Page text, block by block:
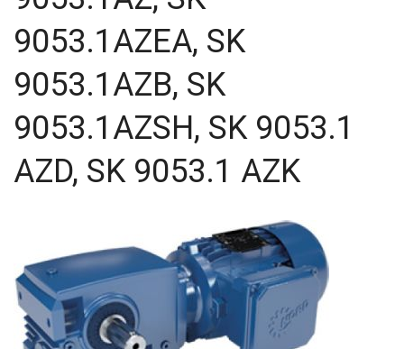
60
63
71
80
81,64
83,15
90,7
167,4
189
189,3
225
400
9053.1AZEA, SK
9053.1AZB, SK
9053.1AZSH, SK 9053.1
AZD, SK 9053.1 AZK